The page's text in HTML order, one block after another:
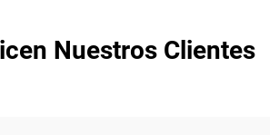
Nuestros Clientes